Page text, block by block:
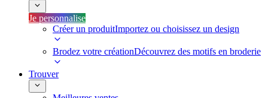
Je personnalise
Créer un produitImportez ou choisissez un design
Brodez votre créationDécouvrez des motifs en broderie
Trouver